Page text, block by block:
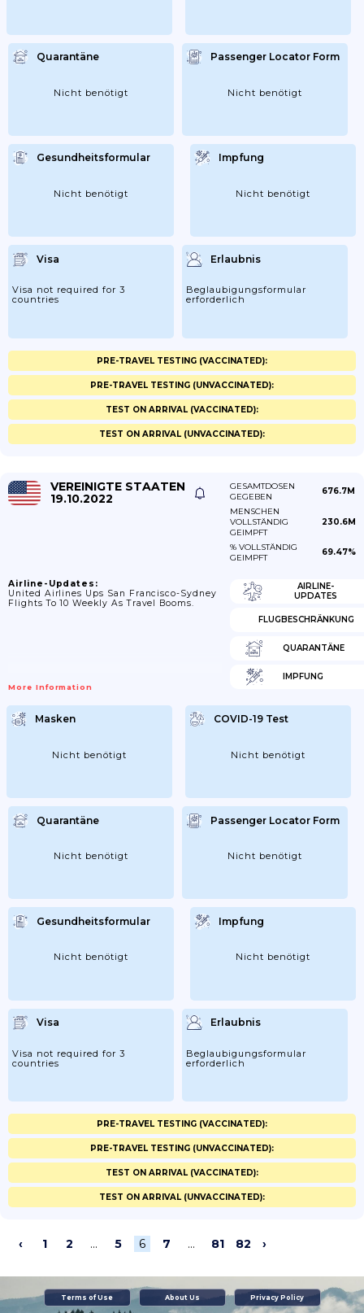
Quarantäne
Nicht benötigt
Passenger Locator Form
Nicht benötigt
Gesundheitsformular
Nicht benötigt
Impfung
Nicht benötigt
Visa
Visa not required for 3
countries
Erlaubnis
Beglaubigungsformular
erforderlich
PRE-TRAVEL TESTING (VACCINATED):
PRE-TRAVEL TESTING (UNVACCINATED):
TEST ON ARRIVAL (VACCINATED):
TEST ON ARRIVAL (UNVACCINATED):
VEREINIGTE STAATEN
19.10.2022
GESAMTDOSEN
GEGEBEN
676.7M
MENSCHEN
VOLLSTÄNDIG
GEIMPFT
230.6M
% VOLLSTÄNDIG
GEIMPFT
69.47%
Airline-Updates:
United Airlines Ups San Francisco-Sydney
Flights To 10 Weekly As Travel Booms.
More Information
AIRLINE-
UPDATES
FLUGBESCHRÄNKUNG
QUARANTÄNE
IMPFUNG
Masken
Nicht benötigt
COVID-19 Test
Nicht benötigt
Quarantäne
Nicht benötigt
Passenger Locator Form
Nicht benötigt
Gesundheitsformular
Nicht benötigt
Impfung
Nicht benötigt
Visa
Visa not required for 3
countries
Erlaubnis
Beglaubigungsformular
erforderlich
PRE-TRAVEL TESTING (VACCINATED):
PRE-TRAVEL TESTING (UNVACCINATED):
TEST ON ARRIVAL (VACCINATED):
TEST ON ARRIVAL (UNVACCINATED):
‹ 1 2 ... 5 6 7 ... 81 82 ›
Terms of Use About Us Privacy Policy